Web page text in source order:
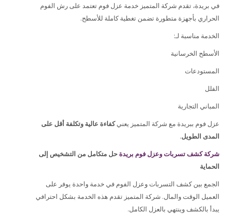
في بريدة، تقدم شركة المتميز خدمة عزل فوم تعتمد على رش الفوم
الحراري بأجهزة متطورة تضمن تغطية كاملة للأسطح.
الخدمة مناسبة لـ:
الأسطح الخرسانية
المستودعات
الفلل
المباني التجارية
عزل فوم ببريدة مع شركة المتميز يعنيكفاءة عالية وتكلفة أقل على
المدى الطويل.
شركة كشف تسربات وعزل فوم بريدة حل متكامل من التشخيص إلى
الحماية
الجمع بين كشف التسربات وعزل الفوم في خدمة واحدة يوفر على
العميل الوقت والمال. شركة المتميز تقدم هذه الخدمة بشكل احترافي
يبدأ بالكشف وينتهي بالعزل الكامل.